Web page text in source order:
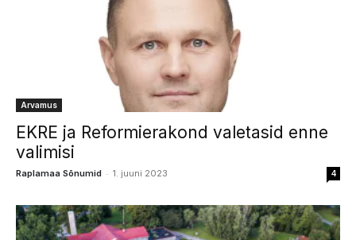
Arvamus
EKRE ja Reformierakond valetasid enne
valimisi
Raplamaa Sõnumid - 1. juuni 2023 4